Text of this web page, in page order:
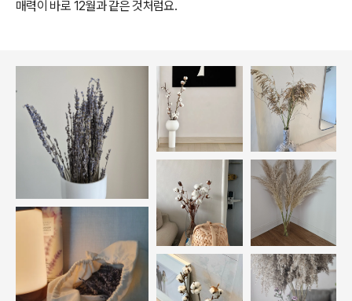
매력이 바로 12월과 같은 것처럼요.